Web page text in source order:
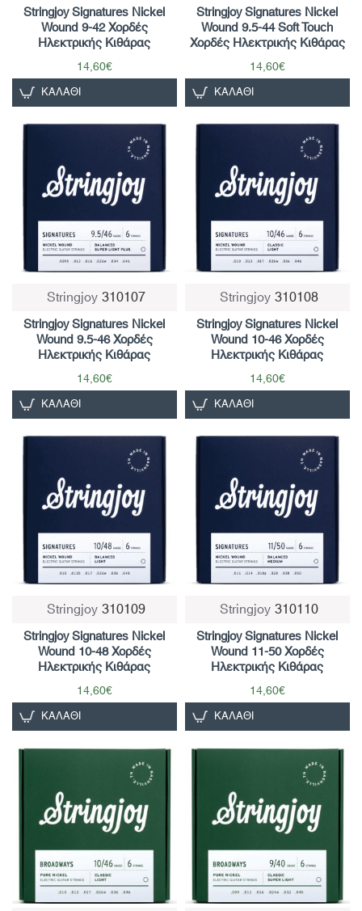
Stringjoy Signatures Nickel
Wound 9-42 Χορδές
Ηλεκτρικής Κιθάρας
14,60€
ΚΑΛΆΘΙ
Stringjoy Signatures Nickel
Wound 9.5-44 Soft Touch
Χορδές Ηλεκτρικής Κιθάρας
14,60€
ΚΑΛΆΘΙ
Stringjoy310107
Stringjoy Signatures Nickel
Wound 9.5-46 Χορδές
Ηλεκτρικής Κιθάρας
14,60€
ΚΑΛΆΘΙ
Stringjoy310108
Stringjoy Signatures Nickel
Wound 10-46 Χορδές
Ηλεκτρικής Κιθάρας
14,60€
ΚΑΛΆΘΙ
Stringjoy310109
Stringjoy Signatures Nickel
Wound 10-48 Χορδές
Ηλεκτρικής Κιθάρας
14,60€
ΚΑΛΆΘΙ
Stringjoy310110
Stringjoy Signatures Nickel
Wound 11-50 Χορδές
Ηλεκτρικής Κιθάρας
14,60€
ΚΑΛΆΘΙ